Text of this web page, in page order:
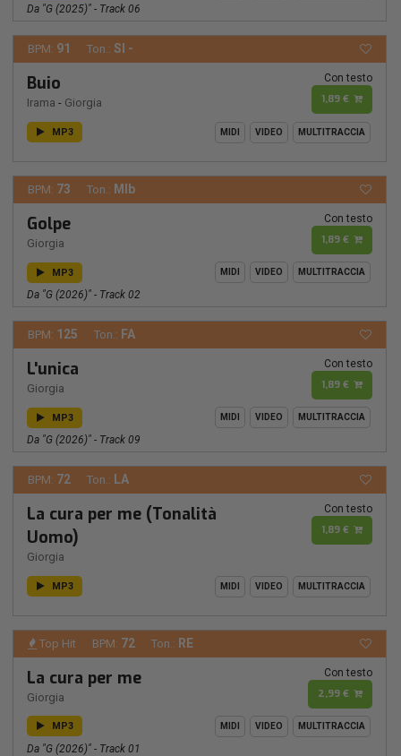
Da "G (2025)" - Track 06
BPM: 91 Ton.: SI -
Buio
Irama - Giorgia
Con testo
1,89 €
MP3 MIDI VIDEO MULTITRACCIA
BPM: 73 Ton.: MIb
Golpe
Giorgia
Con testo
1,89 €
MP3 MIDI VIDEO MULTITRACCIA
Da "G (2026)" - Track 02
BPM: 125 Ton.: FA
L'unica
Giorgia
Con testo
1,89 €
MP3 MIDI VIDEO MULTITRACCIA
Da "G (2026)" - Track 09
BPM: 72 Ton.: LA
La cura per me (Tonalità
Uomo)
Giorgia
Con testo
1,89 €
MP3 MIDI VIDEO MULTITRACCIA
Top Hit BPM: 72 Ton.: RE
La cura per me
Giorgia
Con testo
2,99 €
MP3 MIDI VIDEO MULTITRACCIA
Da "G (2026)" - Track 01